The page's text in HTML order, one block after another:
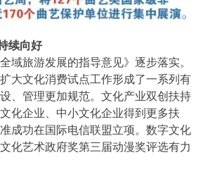
续向好
域旅游发展的指导意见》逐步落实。
大文化消费试点工作形成了一系列有
、管理更加规范。文化产业双创扶持
化企业、中小文化企业得到更多扶
成功在国际电信联盟立项。数字文化
化艺术政府奖第三届动漫奖评选有力